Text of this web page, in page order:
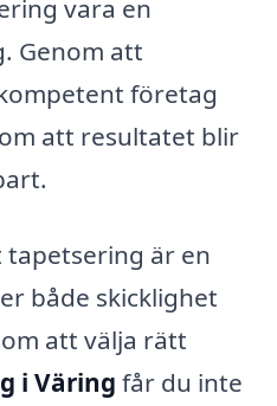
vara en
Genom att
företag
att resultatet blir
tapetsering är en
både skicklighet
att välja rätt
i Väring får du inte